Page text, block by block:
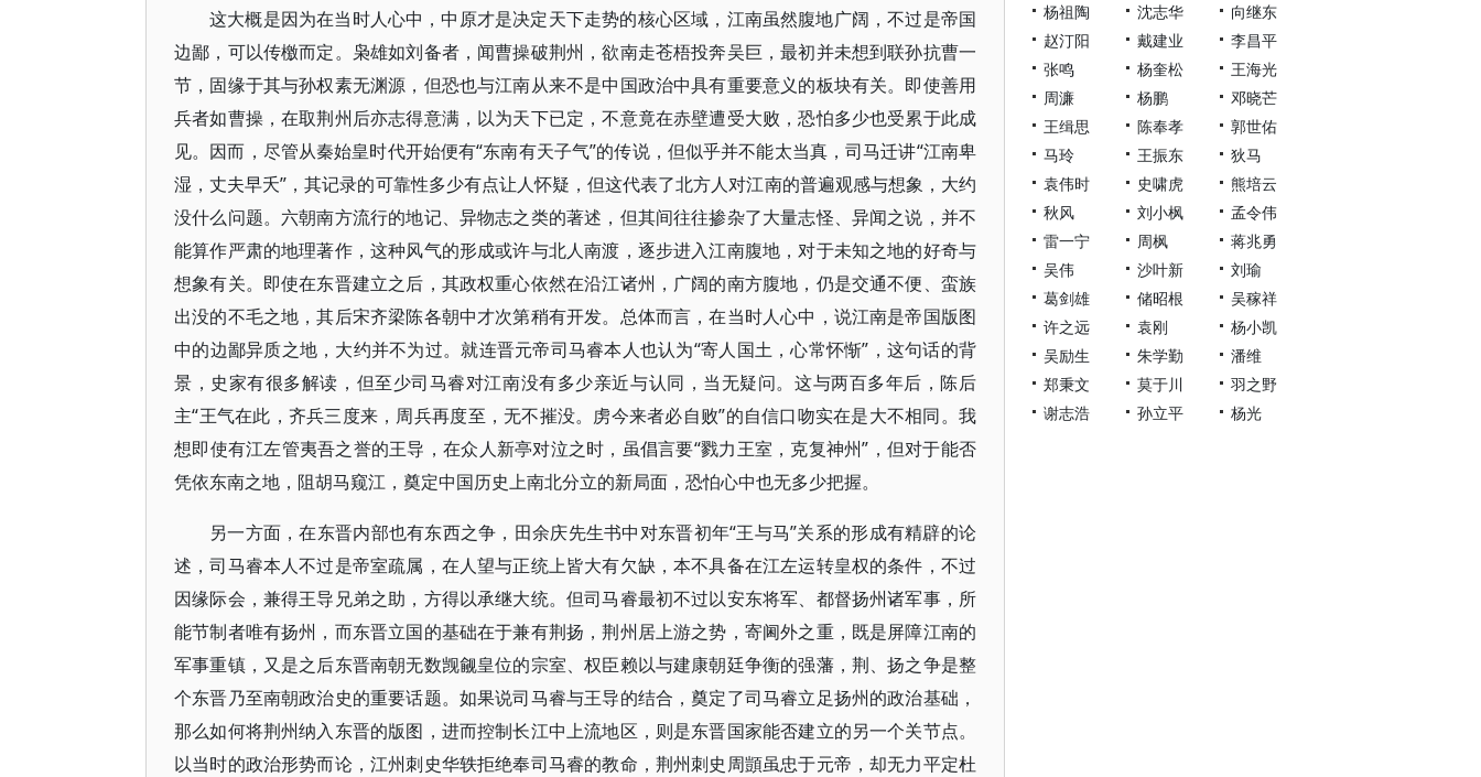
这大概是因为在当时人心中，中原才是决定天下走势的核心区域，江南虽然腹地广阔，不过是帝国
边鄙，可以传檄而定。枭雄如刘备者，闻曹操破荆州，欲南走苍梧投奔吴巨，最初并未想到联孙抗曹一
节，固缘于其与孙权素无渊源，但恐也与江南从来不是中国政治中具有重要意义的板块有关。即使善用
兵者如曹操，在取荆州后亦志得意满，以为天下已定，不意竟在赤壁遭受大败，恐怕多少也受累于此成
见。因而，尽管从秦始皇时代开始便有“东南有天子气”的传说，但似乎并不能太当真，司马迁讲“江南卑
湿，丈夫早夭”，其记录的可靠性多少有点让人怀疑，但这代表了北方人对江南的普遍观感与想象，大约
没什么问题。六朝南方流行的地记、异物志之类的著述，但其间往往掺杂了大量志怪、异闻之说，并不
能算作严肃的地理著作，这种风气的形成或许与北人南渡，逐步进入江南腹地，对于未知之地的好奇与
想象有关。即使在东晋建立之后，其政权重心依然在沿江诸州，广阔的南方腹地，仍是交通不便、蛮族
出没的不毛之地，其后宋齐梁陈各朝中才次第稍有开发。总体而言，在当时人心中，说江南是帝国版图
中的边鄙异质之地，大约并不为过。就连晋元帝司马睿本人也认为“寄人国土，心常怀惭”，这句话的背
景，史家有很多解读，但至少司马睿对江南没有多少亲近与认同，当无疑问。这与两百多年后，陈后
主“王气在此，齐兵三度来，周兵再度至，无不摧没。虏今来者必自败”的自信口吻实在是大不相同。我
想即使有江左管夷吾之誉的王导，在众人新亭对泣之时，虽倡言要“戮力王室，克复神州”，但对于能否
凭依东南之地，阻胡马窥江，奠定中国历史上南北分立的新局面，恐怕心中也无多少把握。
另一方面，在东晋内部也有东西之争，田余庆先生书中对东晋初年“王与马”关系的形成有精辟的论
述，司马睿本人不过是帝室疏属，在人望与正统上皆大有欠缺，本不具备在江左运转皇权的条件，不过
因缘际会，兼得王导兄弟之助，方得以承继大统。但司马睿最初不过以安东将军、都督扬州诸军事，所
能节制者唯有扬州，而东晋立国的基础在于兼有荆扬，荆州居上游之势，寄阃外之重，既是屏障江南的
军事重镇，又是之后东晋南朝无数觊觎皇位的宗室、权臣赖以与建康朝廷争衡的强藩，荆、扬之争是整
个东晋乃至南朝政治史的重要话题。如果说司马睿与王导的结合，奠定了司马睿立足扬州的政治基础，
那么如何将荆州纳入东晋的版图，进而控制长江中上流地区，则是东晋国家能否建立的另一个关节点。
以当时的政治形势而论，江州刺史华轶拒绝奉司马睿的教命，荆州刺史周顗虽忠于元帝，却无力平定杜
杨祖陶
沈志华
向继东
赵汀阳
戴建业
李昌平
张鸣
杨奎松
王海光
周濂
杨鹏
邓晓芒
王缉思
陈奉孝
郭世佑
马玲
王振东
狄马
袁伟时
史啸虎
熊培云
秋风
刘小枫
孟令伟
雷一宁
周枫
蒋兆勇
吴伟
沙叶新
刘瑜
葛剑雄
储昭根
吴稼祥
许之远
袁刚
杨小凯
吴励生
朱学勤
潘维
郑秉文
莫于川
羽之野
谢志浩
孙立平 杨光